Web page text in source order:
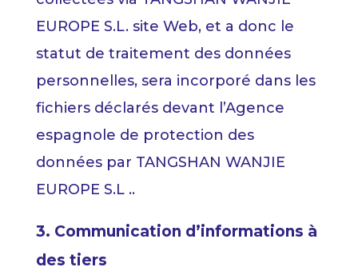
EUROPE S.L. site Web, et a donc le
statut de traitement des données
personnelles, sera incorporé dans les
fichiers déclarés devant l’Agence
espagnole de protection des
données par TANGSHAN WANJIE
EUROPE S.L ..
3. Communication d’informations à
des tiers